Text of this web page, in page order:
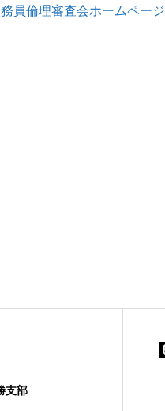
員倫理審査会ホームページ
支部